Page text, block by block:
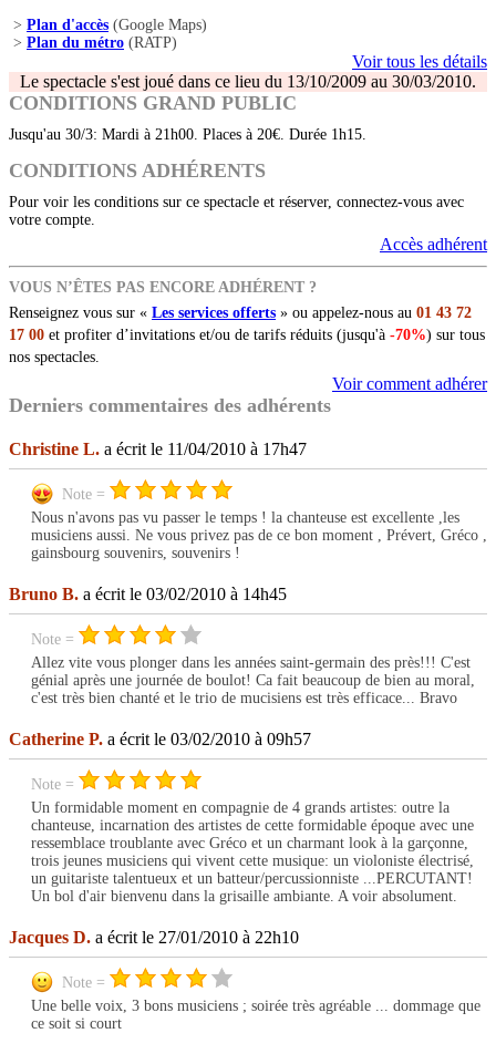
> Plan d'accès (Google Maps)
> Plan du métro (RATP)
Voir tous les détails
Le spectacle s'est joué dans ce lieu du 13/10/2009 au 30/03/2010.
CONDITIONS GRAND PUBLIC
Jusqu'au 30/3: Mardi à 21h00. Places à 20€. Durée 1h15.
CONDITIONS ADHÉRENTS
Pour voir les conditions sur ce spectacle et réserver, connectez-vous avec
votre compte.
Accès adhérent
VOUS N’ÊTES PAS ENCORE ADHÉRENT ?
Renseignez vous sur « Les services offerts » ou appelez-nous au 01 43 72
17 00 et profiter d’invitations et/ou de tarifs réduits (jusqu'à -70%) sur tous
nos spectacles.
Voir comment adhérer
Derniers commentaires des adhérents
Christine L. a écrit le 11/04/2010 à 17h47
Note =
Nous n'avons pas vu passer le temps ! la chanteuse est excellente ,les
musiciens aussi. Ne vous privez pas de ce bon moment , Prévert, Gréco ,
gainsbourg souvenirs, souvenirs !
Bruno B. a écrit le 03/02/2010 à 14h45
Note =
Allez vite vous plonger dans les années saint-germain des près!!! C'est
génial après une journée de boulot! Ca fait beaucoup de bien au moral,
c'est très bien chanté et le trio de mucisiens est très efficace... Bravo
Catherine P. a écrit le 03/02/2010 à 09h57
Note =
Un formidable moment en compagnie de 4 grands artistes: outre la
chanteuse, incarnation des artistes de cette formidable époque avec une
ressemblace troublante avec Gréco et un charmant look à la garçonne,
trois jeunes musiciens qui vivent cette musique: un violoniste électrisé,
un guitariste talentueux et un batteur/percussionniste ...PERCUTANT!
Un bol d'air bienvenu dans la grisaille ambiante. A voir absolument.
Jacques D. a écrit le 27/01/2010 à 22h10
Note =
Une belle voix, 3 bons musiciens ; soirée très agréable ... dommage que
ce soit si court